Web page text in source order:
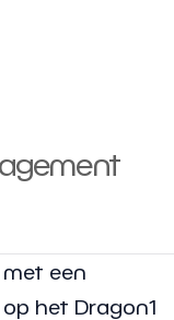
een
het Dragon1